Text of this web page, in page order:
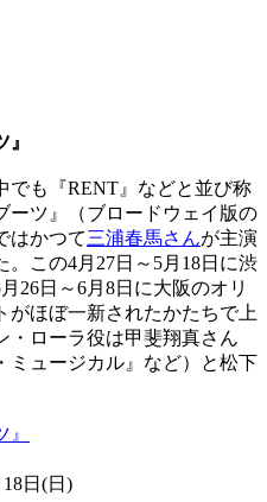
も『RENT』などと並び称
ーツ』（ブロードウェイ版の
はかつて三浦春馬さんが主演
。この4月27日～5月18日に渋
26日～6月8日に大阪のオリ
がほぼ一新されたかたちで上
・ローラ役は甲斐翔真さん
ミュージカル』など）と松下
日(日)